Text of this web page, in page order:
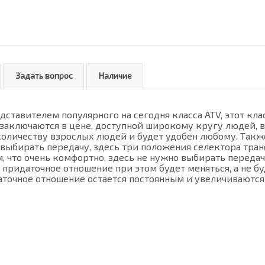
Задать вопрос Наличие
популярного на сегодня класса ATV, этот
в цене, доступной широкому кругу людей,
взрослых людей и будет удобен любому.
передачу, здесь три положения селектора
что очень комфортно, здесь не нужно выбирать
отношение при этом будет меняться, а не
отношение остается постоянным и